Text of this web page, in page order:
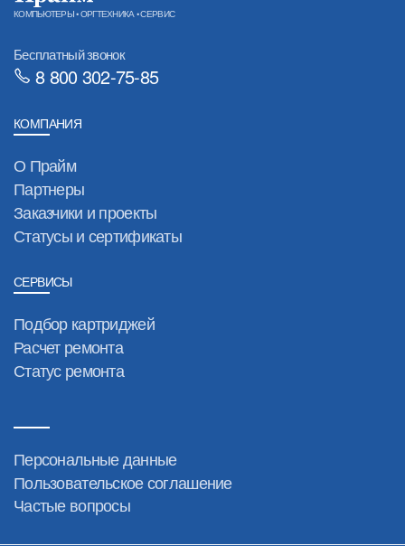
КОМПЬЮТЕРЫ • ОРГТЕХНИКА • СЕРВИС
Бесплатный звонок
8 800 302-75-85
КОМПАНИЯ
О Прайм
Партнеры
Заказчики и проекты
Статусы и сертификаты
СЕРВИСЫ
Подбор картриджей
Расчет ремонта
Статус ремонта
Персональные данные
Пользовательское соглашение
Частые вопросы